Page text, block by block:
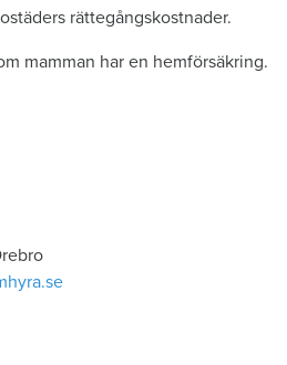
rättegångskostnader.
mamman har en hemförsäkring.